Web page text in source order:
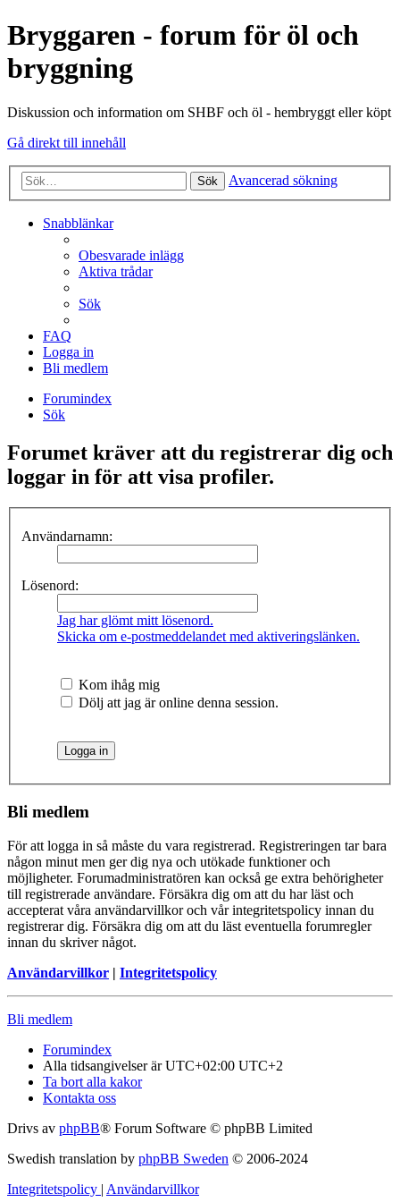
Bryggaren - forum för öl och
bryggning
Diskussion och information om SHBF och öl - hembryggt eller köpt
Gå direkt till innehåll
Sök Avancerad sökning
Snabblänkar
Obesvarade inlägg
Aktiva trådar
Sök
FAQ
Logga in
Bli medlem
Forumindex
Sök
Forumet kräver att du registrerar dig och
loggar in för att visa profiler.
Användarnamn:
Lösenord:
Jag har glömt mitt lösenord.
Skicka om e-postmeddelandet med aktiveringslänken.
Kom ihåg mig
Dölj att jag är online denna session.
Bli medlem
För att logga in så måste du vara registrerad. Registreringen tar bara
någon minut men ger dig nya och utökade funktioner och
möjligheter. Forumadministratören kan också ge extra behörigheter
till registrerade användare. Försäkra dig om att du har läst och
accepterat våra användarvillkor och vår integritetspolicy innan du
registrerar dig. Försäkra dig om att du läst eventuella forumregler
innan du skriver något.
Användarvillkor | Integritetspolicy
Bli medlem
Forumindex
Alla tidsangivelser är UTC+02:00 UTC+2
Ta bort alla kakor
Kontakta oss
Drivs av phpBB® Forum Software © phpBB Limited
Swedish translation by phpBB Sweden © 2006-2024
Integritetspolicy | Användarvillkor